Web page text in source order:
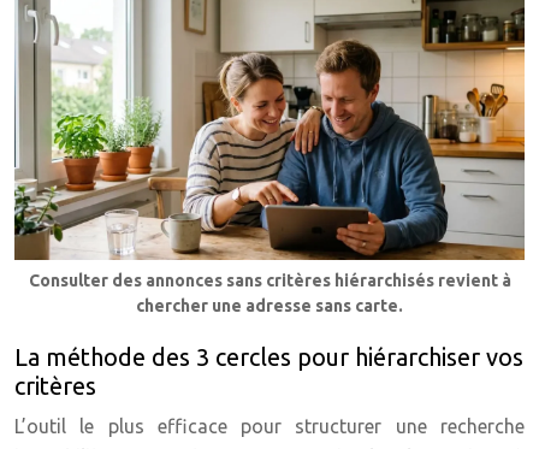
Consulter des annonces sans critères hiérarchisés revient à
chercher une adresse sans carte.
La méthode des 3 cercles pour hiérarchiser vos
critères
L’outil le plus efficace pour structurer une recherche